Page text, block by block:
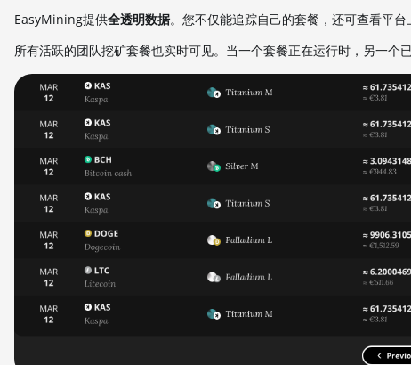
EasyMining提供全透明数据。您不仅能追踪自己的套餐，还可查看平台
所有活跃的团队挖矿套餐也实时可见。当一个套餐正在运行时，另一个